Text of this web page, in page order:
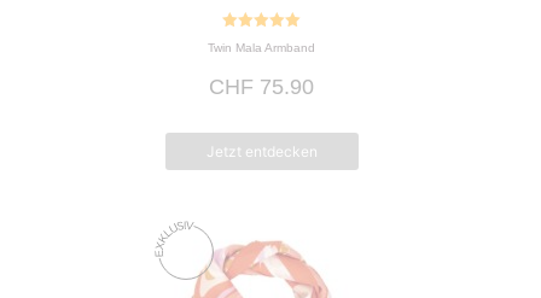
5.00
von 5
Twin Mala Armband
CHF 75.90
Jetzt entdecken